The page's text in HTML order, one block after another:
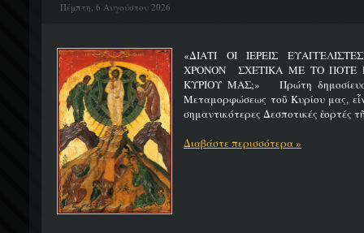
Πέμπτη, 6 Αυγούστου 2026
«ΔΙΑΤΙ ΟΙ ΙΕΡΕΙΣ
ΧΡΟΝΟΝ ΣΧΕΤΙΚΑ ΜΕ ΤΟ ΠΟΤΕ
ΚΥΡΙΟΥ ΜΑΣ;» Πρώτη
Μεταμορφώσεως τοῦ Κυρίου μας,
σημαντικότερες Δεσποτικές ἑορτές
Διαβάστε περισσότερα »